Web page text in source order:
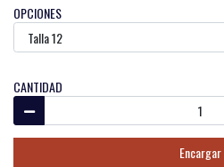
OPCIONES
CANTIDAD
Encargar